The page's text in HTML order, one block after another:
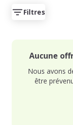
Filtres
Aucune
Nous avons
être